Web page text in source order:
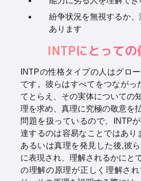
紛争状況を無視するか
あります
INTPにとって
INTPの性格タイプの人はグロ
です。彼らはすべてをつながっ
てとらえ、その実体についての
理を求め、真理に究極の敬意を
問題を扱っているので、INTP
達するのは容易なことではあり
あるいは真理を発見した後,彼
に表現され、理解されるかにと
の理解の原理が正しく理解さ